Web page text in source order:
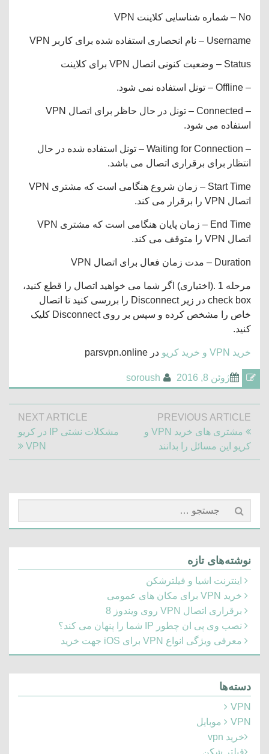
No – شماره شناسایی کلاینت VPN
Username – نام انحصاری استفاده شده برای کاربر VPN
Status – وضعیت کنونی اتصال VPN برای کلاینت
– Offline – تونل استفاده نمی شود.
– Connected – تونل در حال حاظر برای اتصال VPN
استفاده می شود.
– Waiting for Connection – تونل استفاده شده در حال
انتظار برای برقراری اتصال می باشد.
Start Time – زمان شروع هنگامی است که مشتری VPN
اتصال VPN را برقرار می کند.
End Time – زمان پایان هنگامی است که مشتری VPN
اتصال VPN را متوقف می کند.
Duration – مدت زمان فعال برای اتصال VPN
مرحله 1 .(اختیاری) اگر شما می خواهید اتصال را قطع کنید،
check box در زیر Disconnect را بررسی کنید تا اتصال
خاص را مشخص کرده و سپس بر روی Disconnect کلیک
کنید.
خرید VPN و خرید کریو در parsvpn.online
ژوئن 8, 2016 soroush
راهبری
نوشته
PREVIOUS ARTICLE
Previous
Post:
مشتری های خرید VPN و
کریو این مسائل را بدانند
NEXT ARTICLE
Next
مشکلات نشتی IP در کریو
VPN
جستجو
برای:
نوشته‌های تازه
اینترنت اشیا و فیلترشکن
خرید VPN برای مکان های عمومی
برقراری اتصال VPN روی ویندوز 8
نصب وی پی ان چطور IP شما را پنهان می کند؟
معرفی ویژگی انواع VPN برای iOS جهت خرید
دسته‌ها
VPN
VPN موبایل
خرید vpn